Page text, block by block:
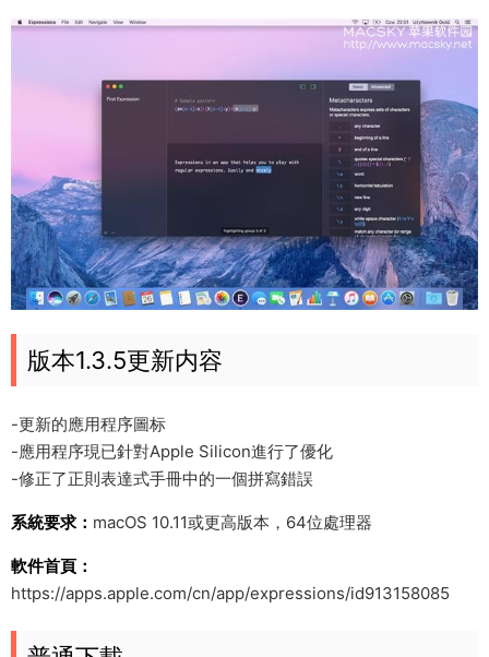
版本1.3.5更新内容
-更新的應用程序圖标
-應用程序現已針對Apple Silicon進行了優化
-修正了正則表達式手冊中的一個拼寫錯誤
系統要求： macOS 10.11或更高版本，64位處理器
軟件首頁：
https://apps.apple.com/cn/app/expressions/id913158085